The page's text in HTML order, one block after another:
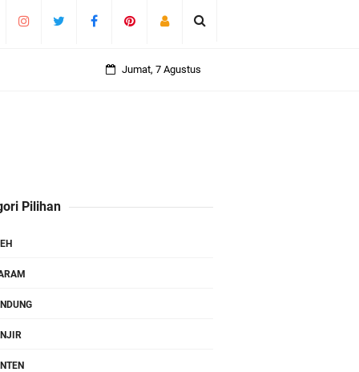
Jumat, 7 Agustus
Pilihan